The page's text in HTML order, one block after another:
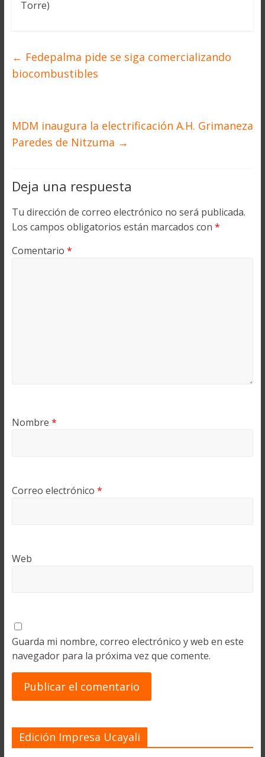
Torre)
← Fedepalma pide se siga comercializando
biocombustibles
MDM inaugura la electrificación A.H. Grimaneza
Paredes de Nitzuma →
Deja una respuesta
Tu dirección de correo electrónico no será publicada.
Los campos obligatorios están marcados con *
Comentario *
Nombre *
Correo electrónico *
Web
Guarda mi nombre, correo electrónico y web en este
navegador para la próxima vez que comente.
Edición Impresa Ucayali